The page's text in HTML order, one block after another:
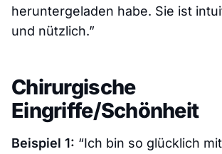
heruntergeladen habe. Sie ist
und nützlich.”
Chirurgische
Eingriffe/Schönheit
Beispiel 1: “Ich bin so glücklich